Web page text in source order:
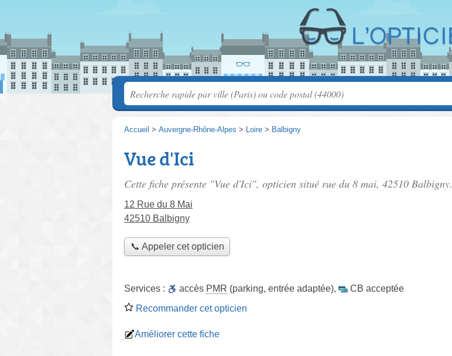
Accueil > Auvergne-Rhône-Alpes > Loire > Balbigny
Vue d'Ici
Cette fiche présente "Vue d'Ici", opticien situé rue du 8 mai, 42510 Balbigny.
12 Rue du 8 Mai
42510 Balbigny
📞 Appeler cet opticien
Services : accès PMR (parking, entrée adaptée),
CB acceptée
Recommander cet opticien
Améliorer cette fiche